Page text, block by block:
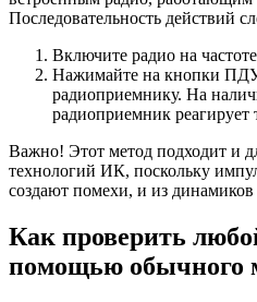
Последовательность действий
Включите радио на
Нажимайте на кнопки
радиоприемнику. На
радиоприемник реагирует
Важно! Этот метод подходит и
технологий ИК, поскольку
создают помехи, и из
Как проверить
помощью обычного